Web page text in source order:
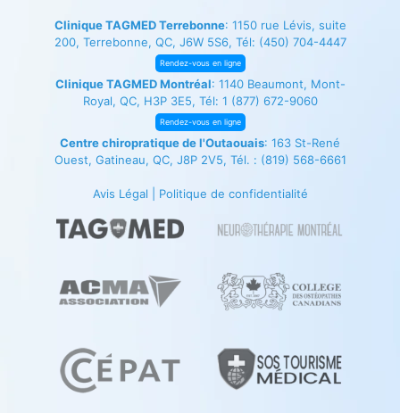
Clinique TAGMED Terrebonne: 1150 rue Lévis, suite
200, Terrebonne, QC, J6W 5S6, Tél: (450) 704-4447
Rendez-vous en ligne
Clinique TAGMED Montréal: 1140 Beaumont, Mont-
Royal, QC, H3P 3E5, Tél: 1 (877) 672-9060
Rendez-vous en ligne
Centre chiropratique de l'Outaouais: 163 St-René
Ouest, Gatineau, QC, J8P 2V5, Tél. : (819) 568-6661
Avis Légal Politique de confidentialité